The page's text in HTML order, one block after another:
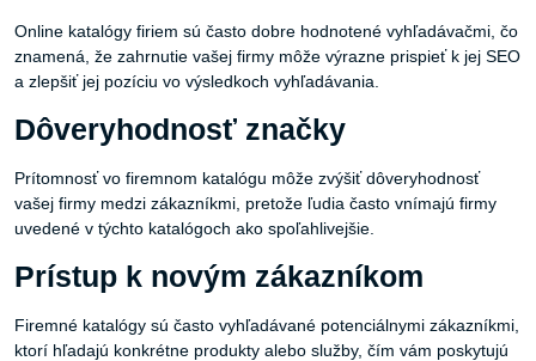
Online katalógy firiem sú často dobre hodnotené vyhľadávačmi, čo
znamená, že zahrnutie vašej firmy môže výrazne prispieť k jej SEO
a zlepšiť jej pozíciu vo výsledkoch vyhľadávania.
Dôveryhodnosť značky
Prítomnosť vo firemnom katalógu môže zvýšiť dôveryhodnosť
vašej firmy medzi zákazníkmi, pretože ľudia často vnímajú firmy
uvedené v týchto katalógoch ako spoľahlivejšie.
Prístup k novým zákazníkom
Firemné katalógy sú často vyhľadávané potenciálnymi zákazníkmi,
ktorí hľadajú konkrétne produkty alebo služby, čím vám poskytujú